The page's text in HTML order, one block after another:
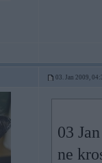
03. Jan 2009,
03
ne